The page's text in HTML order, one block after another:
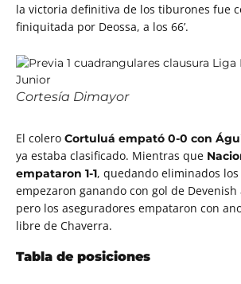
la victoria definitiva de los tiburones fue
finiquitada por Deossa, a los 66’.
Cortesía Dimayor
El colero Cortuluá empató 0-0 con
ya estaba clasificado. Mientras que
empataron 1-1, quedando eliminados los
empezaron ganando con gol de Devenish
pero los aseguradores empataron con
libre de Chaverra.
Tabla de posiciones